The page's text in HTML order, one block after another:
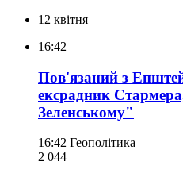
12 квітня
16:42
Пов'язаний з
ексрадник
Зеленському"
16:42 Геополітика
2 044